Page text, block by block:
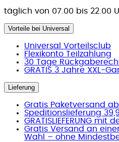
täglich von 07.00 bis 22.00
Vorteile bei Universal
Universal Vorteilsclub
Flexikonto Teilzahlung
30 Tage
GRATIS 3 Jahre XXL-
Lieferung
Gratis Paketversand
Speditionslieferung
GRATISLIEFERUNG
Gratis Versand an
Wahl – ohne